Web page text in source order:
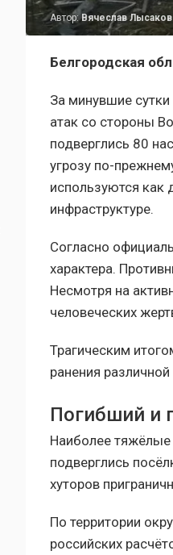
Автор:Вячеслав Лысаков
Белгородская
За минувшие
атак со стороны
подверглись 80
угрозу по-
используются как
инфраструктуре.
Согласно
характера.
Несмотря на
человеческих
Трагическим
ранения
Погибший и
Наиболее тяжёлые
подверглись
хуторов
По территории
российских